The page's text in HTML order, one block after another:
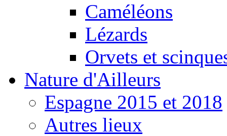
Caméléons
Lézards
Orvets et
Nature d'Ailleurs
Espagne 2015 et 2018
Autres lieux